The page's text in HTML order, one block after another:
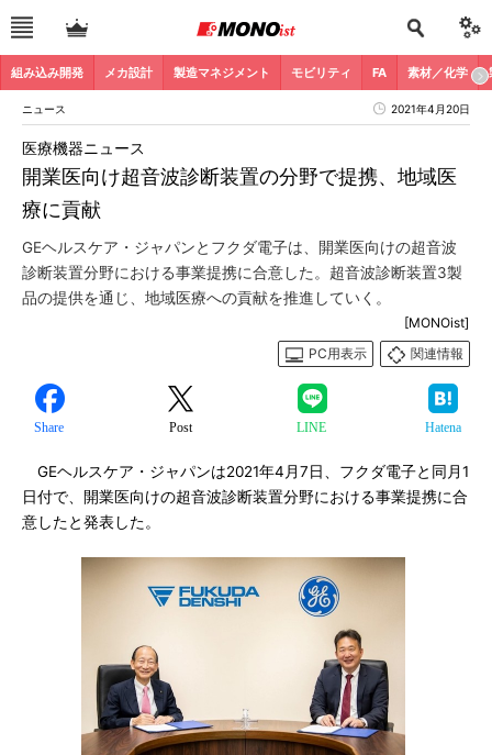
組み込み開発 メカ設計 製造マネジメント モビリティ FA 素材／化学
ニュース 2021年4月20日
開業医向け超音波診断装置の分野で提携、地域医
療に貢献
医療機器ニュース
GEヘルスケア・ジャパンとフクダ電子は、開業医向けの超音波
診断装置分野における事業提携に合意した。超音波診断装置3製
品の提供を通じ、地域医療への貢献を推進していく。
[MONOist]
PC用表示
関連情報
Share Post LINE Hatena
GEヘルスケア・ジャパンは2021年4月7日、フクダ電子と同月1
日付で、開業医向けの超音波診断装置分野における事業提携に合
意したと発表した。